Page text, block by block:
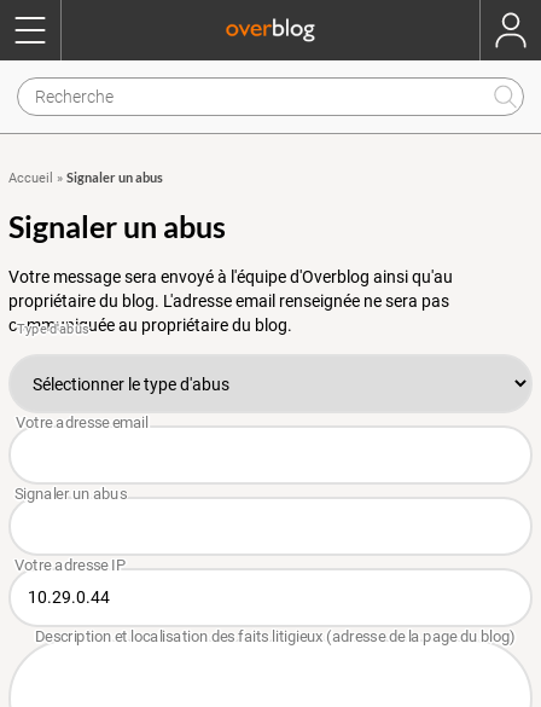
Accueil » Signaler un abus
Signaler un abus
Votre message sera envoyé à l'équipe d'Overblog ainsi qu'au
propriétaire du blog. L'adresse email renseignée ne sera pas
communiquée au propriétaire du blog.